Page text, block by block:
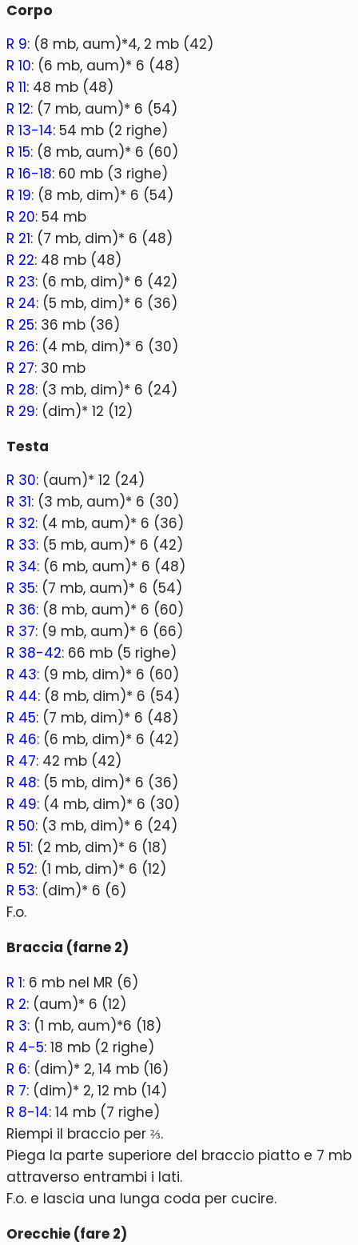
Corpo
R 9: (8 mb, aum)*4, 2 mb (42)
R 10: (6 mb, aum)* 6 (48)
R 11: 48 mb (48)
R 12: (7 mb, aum)* 6 (54)
R 13-14: 54 mb (2 righe)
R 15: (8 mb, aum)* 6 (60)
R 16-18: 60 mb (3 righe)
R 19: (8 mb, dim)* 6 (54)
R 20: 54 mb
R 21: (7 mb, dim)* 6 (48)
R 22: 48 mb (48)
R 23: (6 mb, dim)* 6 (42)
R 24: (5 mb, dim)* 6 (36)
R 25: 36 mb (36)
R 26: (4 mb, dim)* 6 (30)
R 27: 30 mb
R 28: (3 mb, dim)* 6 (24)
R 29: (dim)* 12 (12)
Testa
R 30: (aum)* 12 (24)
R 31: (3 mb, aum)* 6 (30)
R 32: (4 mb, aum)* 6 (36)
R 33: (5 mb, aum)* 6 (42)
R 34: (6 mb, aum)* 6 (48)
R 35: (7 mb, aum)* 6 (54)
R 36: (8 mb, aum)* 6 (60)
R 37: (9 mb, aum)* 6 (66)
R 38-42: 66 mb (5 righe)
R 43: (9 mb, dim)* 6 (60)
R 44: (8 mb, dim)* 6 (54)
R 45: (7 mb, dim)* 6 (48)
R 46: (6 mb, dim)* 6 (42)
R 47: 42 mb (42)
R 48: (5 mb, dim)* 6 (36)
R 49: (4 mb, dim)* 6 (30)
R 50: (3 mb, dim)* 6 (24)
R 51: (2 mb, dim)* 6 (18)
R 52: (1 mb, dim)* 6 (12)
R 53: (dim)* 6 (6)
F.o.
Braccia (farne 2)
R 1: 6 mb nel MR (6)
R 2: (aum)* 6 (12)
R 3: (1 mb, aum)*6 (18)
R 4-5: 18 mb (2 righe)
R 6: (dim)* 2, 14 mb (16)
R 7: (dim)* 2, 12 mb (14)
R 8-14: 14 mb (7 righe)
Riempi il braccio per ⅔.
Piega la parte superiore del braccio piatto e 7 mb
attraverso entrambi i lati.
F.o. e lascia una lunga coda per cucire.
Orecchie (fare 2)